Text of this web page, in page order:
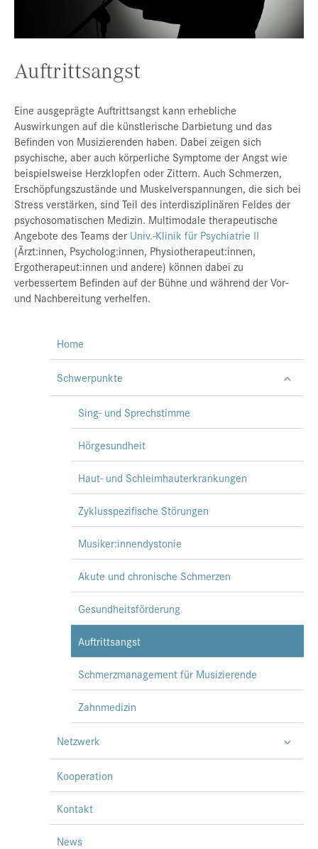
Kontakt
Service-Links
de | en
Auftrittsangst
Eine ausgeprägte Auftrittsangst kann erhebliche
Auswirkungen auf die künstlerische Darbietung und das
Befinden von Musizierenden haben. Dabei zeigen sich
psychische, aber auch körperliche Symptome der Angst wie
beispielsweise Herzklopfen oder Zittern. Auch Schmerzen,
Erschöpfungszustände und Muskelverspannungen, die sich bei
Stress verstärken, sind Teil des interdisziplinären Feldes der
psychosomatischen Medizin. Multimodale therapeutische
Angebote des Teams der Univ.-Klinik für Psychiatrie II
(Ärzt:innen, Psycholog:innen, Physiotherapeut:innen,
Ergotherapeut:innen und andere) können dabei zu
verbessertem Befinden auf der Bühne und während der Vor-
und Nachbereitung verhelfen.
Home
Schwerpunkte
Sing- und Sprechstimme
Hörgesundheit
Haut- und Schleimhauterkrankungen
Zyklusspezifische Störungen
Musiker:innendystonie
Akute und chronische Schmerzen
Gesundheitsförderung
Auftrittsangst
Schmerzmanagement für Musizierende
Zahnmedizin
Netzwerk
Kooperation
Kontakt
News